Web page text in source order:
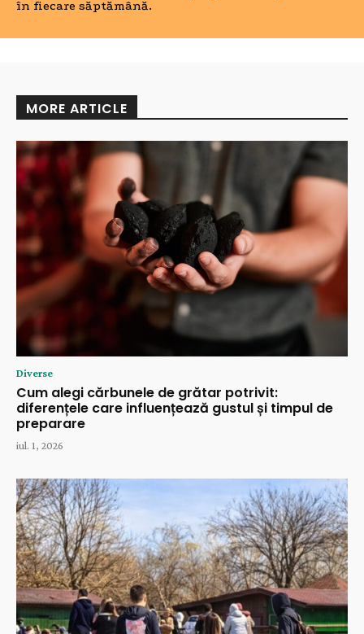
în fiecare săptămână.
MORE ARTICLE
Diverse
Cum alegi cărbunele de grătar potrivit:
diferențele care influențează gustul și timpul de
preparare
iul. 1, 2026